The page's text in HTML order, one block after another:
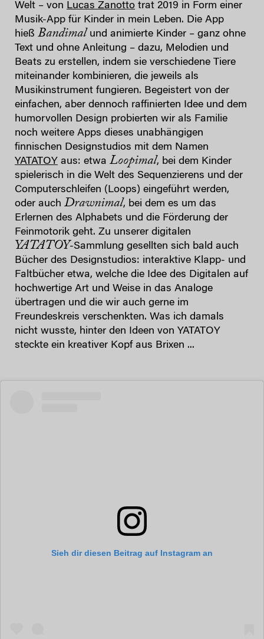
Welt – von Lucas Zanotto trat 2019 in Form einer
Musik-App für Kinder in mein Leben. Die App
hieß Bandimal und animierte Kinder – ganz ohne
Text und ohne Anleitung – dazu, Melodien und
Beats zu erstellen, indem sie verschiedene Tiere
miteinander kombinieren, die jeweils als
Musikinstrument fungieren. Begeistert von der
einfachen, aber dennoch raffinierten Idee und dem
humorvollen Design probierten wir als Familie
noch weitere Apps dieses unabhängigen
finnischen Designstudios mit dem Namen
YATATOY aus: etwa Loopimal, bei dem Kinder
spielerisch in die Welt des Sequenzierens und der
Computerschleifen (Loops) eingeführt werden,
oder auch Drawnimal, bei dem es um das
Erlernen des Alphabets und die Förderung der
Feinmotorik geht. Zu unserer digitalen
YATATOY-Sammlung gesellten sich bald auch
Bücher des Designstudios: interaktive Klapp- und
Faltbücher etwa, welche die Idee des Digitalen auf
hochwertige Art und Weise in das Analoge
übertragen und die wir auch gerne im
Freundeskreis verschenkten. Was ich damals
nicht wusste, hinter den Ideen von YATATOY
steckte ein kreativer Kopf aus Brixen ...
Sieh dir diesen Beitrag auf Instagram an